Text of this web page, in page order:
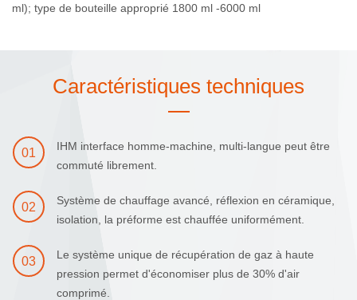
ml); type de bouteille approprié 1800 ml -6000 ml
Caractéristiques techniques
01
IHM interface homme-machine, multi-langue peut être
commuté librement.
02
Système de chauffage avancé, réflexion en céramique,
isolation, la préforme est chauffée uniformément.
03
Le système unique de récupération de gaz à haute
pression permet d'économiser plus de 30% d'air
comprimé.